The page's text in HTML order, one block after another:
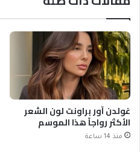
غولدن آور براونت لون الشعر
الأكثر رواجاً هذا الموسم
منذ 14 ساعة